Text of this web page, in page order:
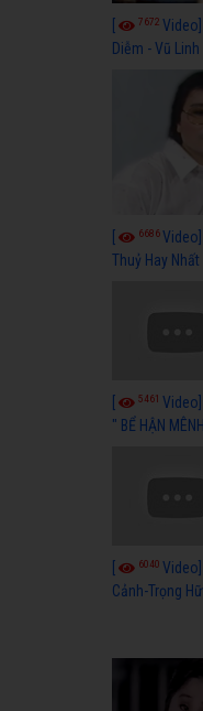
7672
Diễm - Vũ
6686
Thuỷ Hay
5461
" BỂ HẬN
Long, Thanh
6040
Cảnh-Trọng